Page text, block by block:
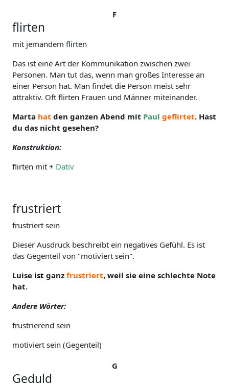
F
flirten
mit jemandem flirten
Das ist eine Art der Kommunikation zwischen zwei
Personen. Man tut das, wenn man großes Interesse an
einer Person hat. Man findet die Person meist sehr
attraktiv. Oft flirten Frauen und Männer miteinander.
Marta hat den ganzen Abend mit Paul geflirtet. Hast
du das nicht gesehen?
Konstruktion:
flirten mit + Dativ
frustriert
frustriert sein
Dieser Ausdruck beschreibt ein negatives Gefühl. Es ist
das Gegenteil von "motiviert sein".
Luise ist ganz frustriert, weil sie eine schlechte Note
hat.
Andere Wörter:
frustrierend sein
motiviert sein (Gegenteil)
G
Geduld